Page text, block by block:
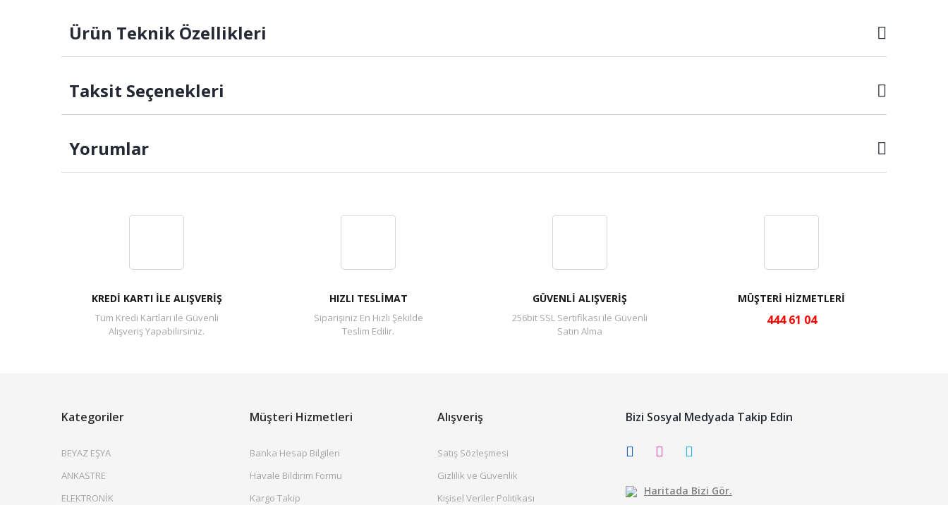
Ürün Teknik Özellikleri
Taksit Seçenekleri
Yorumlar
KREDİ KARTI İLE ALIŞVERİŞ
Tüm Kredi Kartları ile Güvenli
Alışveriş Yapabilirsiniz.
HIZLI TESLİMAT
Siparişiniz En Hızlı Şekilde
Teslim Edilir.
GÜVENLİ ALIŞVERİŞ
256bit SSL Sertifikası ile Güvenli
Satın Alma
MÜŞTERİ HİZMETLERİ
444 61 04
Kategoriler
BEYAZ EŞYA
ANKASTRE
ELEKTRONİK
Müşteri Hizmetleri
Banka Hesap Bilgileri
Havale Bildirim Formu
Kargo Takip
Alışveriş
Satış Sözleşmesi
Gizlilik ve Güvenlik
Kişisel Veriler Politikası
Bizi Sosyal Medyada Takip Edin
Haritada Bizi Gör.